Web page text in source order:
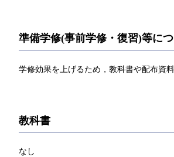
準備学修(事前学修・復習)等に
学修効果を上げるため，教科書や配布資
教科書
なし